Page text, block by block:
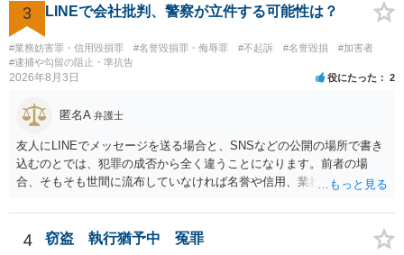
ないのであれば、何も疑われる筋合いは無いわけですし狼狽える必要
はないですね。
3 LINEで会社批判、警察が立件する可能性は？
#業務妨害罪・信用毀損罪 #名誉毀損罪・侮辱罪 #不起訴 #名誉毀損
#加害者
#逮捕や勾留の阻止・準抗告
2026年8月3日 役にたった 2
匿名A 弁護士
友人にLINEでメッセージを送る場合と、SNSなどの公開の場所で書き
込むのとでは、犯罪の成否から全く違うことになります。前者の場
合、そもそも世間に流布していなければ名誉や信用、業務にかかる犯
4 窃盗 執行猶予中 冤罪